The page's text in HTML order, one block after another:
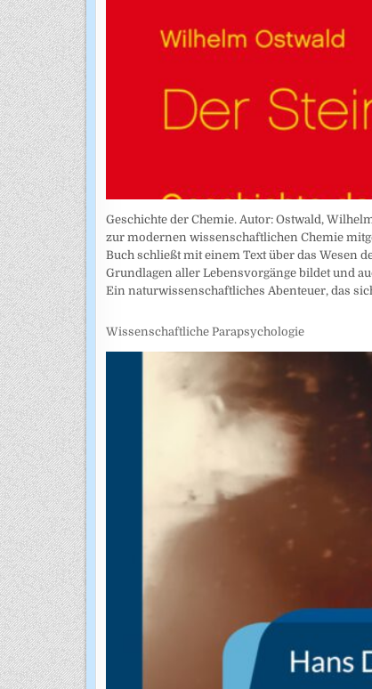
Geschichte der Chemie. Autor: Ostwald,
zur modernen wissenschaftlichen Chemie
Buch schließt mit einem Text über das Wesen
Grundlagen aller Lebensvorgänge bildet und
Ein naturwissenschaftliches Abenteuer, das
Wissenschaftliche Parapsychologie